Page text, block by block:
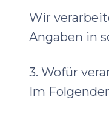
Wir
Angaben in
3. Wofür
Im